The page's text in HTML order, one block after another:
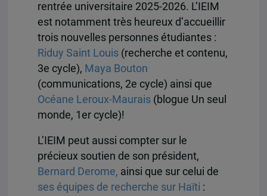
rentrée universitaire 2025-2026. L’IEIM
est notamment très heureux d’accueillir
trois nouvelles personnes étudiantes :
Riduy Saint Louis(recherche et contenu,
3e cycle), Maya Bouton
(communications, 2e cycle) ainsi que
Océane Leroux-Maurais(blogue Un seul
monde, 1er cycle)!
L’IEIM peut aussi compter sur le
précieux soutien de son président,
Bernard Derome, ainsi que sur celui de
ses équipes de recherche sur Haïti :